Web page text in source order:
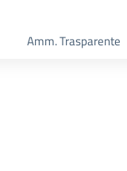
Amm. Trasparente